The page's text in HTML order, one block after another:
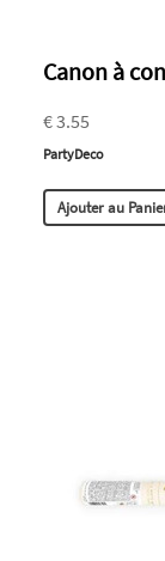
Canon à
€ 3.55
PartyDeco
Ajouter au